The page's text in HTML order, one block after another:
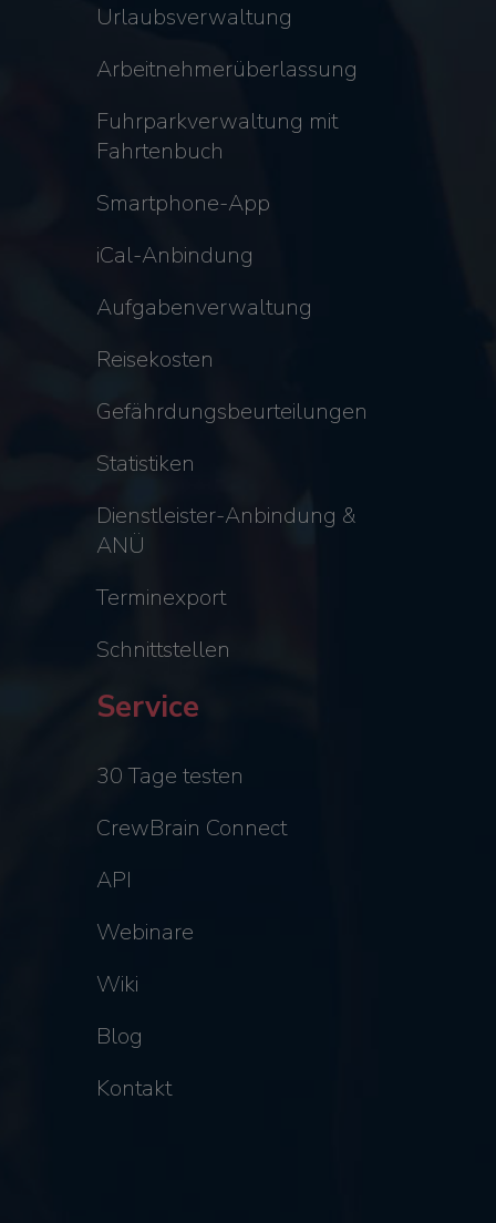
Urlaubsverwaltung
Arbeitnehmerüberlassung
Fuhrparkverwaltung mit
Fahrtenbuch
Smartphone-App
iCal-Anbindung
Aufgabenverwaltung
Reisekosten
Gefährdungsbeurteilungen
Statistiken
Dienstleister-Anbindung &
ANÜ
Terminexport
Schnittstellen
Service
30 Tage testen
CrewBrain Connect
API
Webinare
Wiki
Blog
Kontakt